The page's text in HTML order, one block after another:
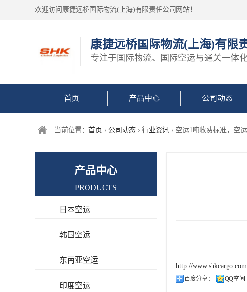
欢迎访问康捷远桥国际物流(上海)有限责任公司网站！
康捷远桥国际物流(上海)有限
专注于国际物流、国际空运与通关一体
首页 产品中心 公司动态
当前位置： 首页 › 公司动态 › 行业资讯 › 空运1吨收费标准，空
http://www.shkcargo.com
百度分享： QQ空间
产品中心
PRODUCTS
日本空运
韩国空运
东南亚空运
印度空运